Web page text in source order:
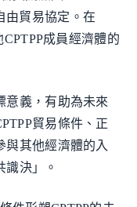
由貿易協定。在
成員經濟體的
意義，有助為未來
貿易條件、正
與其他經濟體的入
識決」。